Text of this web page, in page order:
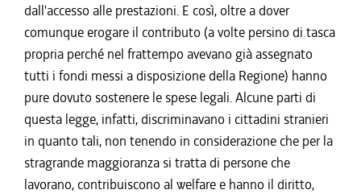
dall'accesso alle prestazioni. E così, oltre a dover
comunque erogare il contributo (a volte persino di tasca
propria perché nel frattempo avevano già assegnato
tutti i fondi messi a disposizione della Regione) hanno
pure dovuto sostenere le spese legali. Alcune parti di
questa legge, infatti, discriminavano i cittadini stranieri
in quanto tali, non tenendo in considerazione che per la
stragrande maggioranza si tratta di persone che
lavorano, contribuiscono al welfare e hanno il diritto,